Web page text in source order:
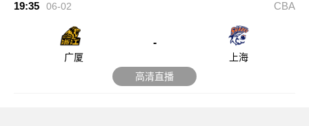
19:35 06-02 CBA
广厦
-
上海
高清直播